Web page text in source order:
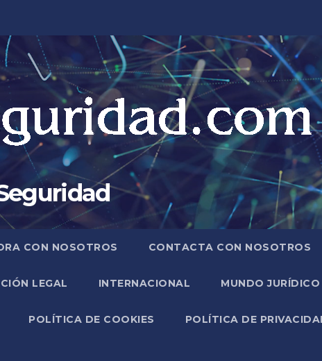
CON NOSOTROS CONTACTA CON NOSOTROS
LEGAL INTERNACIONAL MUNDO JURÍDICO
POLÍTICA DE COOKIES POLÍTICA DE